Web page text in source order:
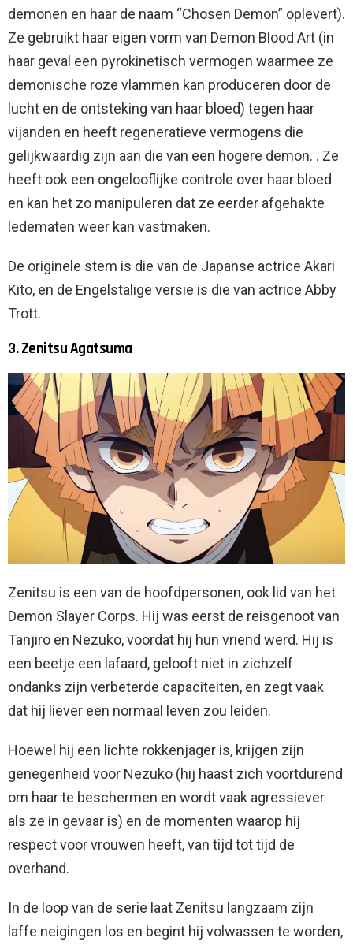
demonen en haar de naam “Chosen Demon” oplevert).
Ze gebruikt haar eigen vorm van Demon Blood Art (in
haar geval een pyrokinetisch vermogen waarmee ze
demonische roze vlammen kan produceren door de
lucht en de ontsteking van haar bloed) tegen haar
vijanden en heeft regeneratieve vermogens die
gelijkwaardig zijn aan die van een hogere demon. . Ze
heeft ook een ongelooflijke controle over haar bloed
en kan het zo manipuleren dat ze eerder afgehakte
ledematen weer kan vastmaken.
De originele stem is die van de Japanse actrice Akari
Kito, en de Engelstalige versie is die van actrice Abby
Trott.
3. Zenitsu Agatsuma
Zenitsu is een van de hoofdpersonen, ook lid van het
Demon Slayer Corps. Hij was eerst de reisgenoot van
Tanjiro en Nezuko, voordat hij hun vriend werd. Hij is
een beetje een lafaard, gelooft niet in zichzelf
ondanks zijn verbeterde capaciteiten, en zegt vaak
dat hij liever een normaal leven zou leiden.
Hoewel hij een lichte rokkenjager is, krijgen zijn
genegenheid voor Nezuko (hij haast zich voortdurend
om haar te beschermen en wordt vaak agressiever
als ze in gevaar is) en de momenten waarop hij
respect voor vrouwen heeft, van tijd tot tijd de
overhand.
In de loop van de serie laat Zenitsu langzaam zijn
laffe neigingen los en begint hij volwassen te worden,